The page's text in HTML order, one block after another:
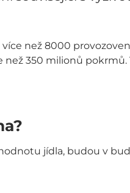
než 8000
než 350 milionů
jídla, budou v